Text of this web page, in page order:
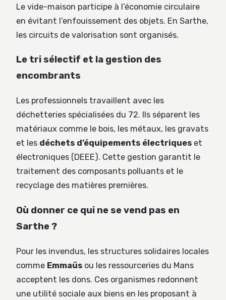
Le vide-maison participe à l’économie circulaire
en évitant l’enfouissement des objets. En Sarthe,
les circuits de valorisation sont organisés.
Le tri sélectif et la gestion des
encombrants
Les professionnels travaillent avec les
déchetteries spécialisées du 72. Ils séparent les
matériaux comme le bois, les métaux, les gravats
et les déchets d’équipements électriques et
électroniques (DEEE). Cette gestion garantit le
traitement des composants polluants et le
recyclage des matières premières.
Où donner ce qui ne se vend pas en
Sarthe ?
Pour les invendus, les structures solidaires locales
comme Emmaüs ou les ressourceries du Mans
acceptent les dons. Ces organismes redonnent
une utilité sociale aux biens en les proposant à